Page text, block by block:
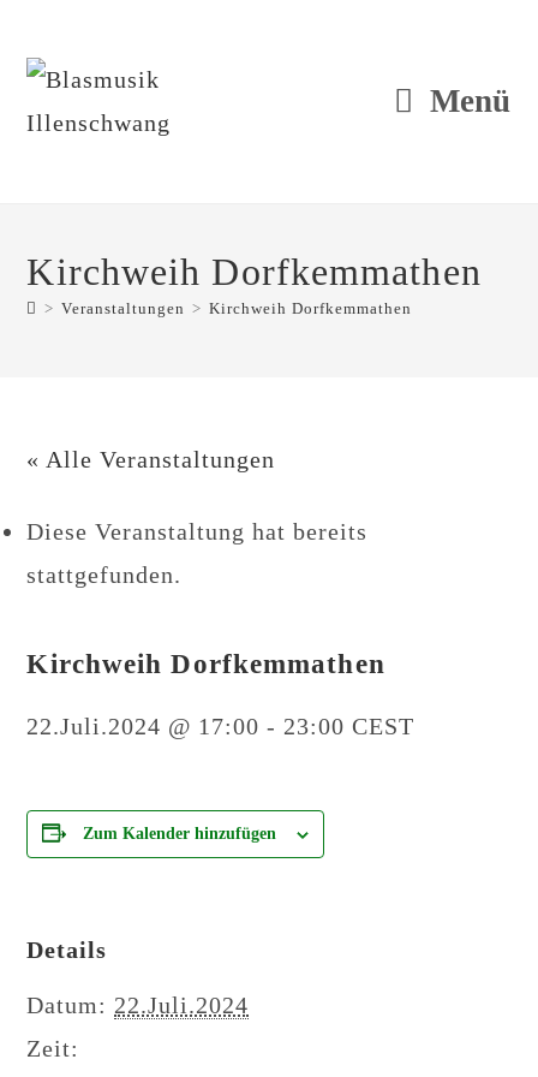
springen
Menü
Kirchweih Dorfkemmathen
> Veranstaltungen > Kirchweih Dorfkemmathen
« Alle Veranstaltungen
Diese Veranstaltung hat bereits
stattgefunden.
Kirchweih Dorfkemmathen
22.Juli.2024 @ 17:00 - 23:00 CEST
Zum Kalender hinzufügen
Details
Datum: 22.Juli.2024
Zeit: